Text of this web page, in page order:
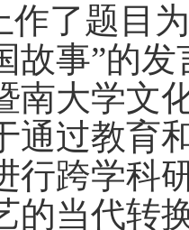
作了题目为
故事”的
南大学文
通过教育
行跨学科
的当代转